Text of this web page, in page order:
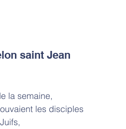
saint Jean
de la semaine,
les disciples